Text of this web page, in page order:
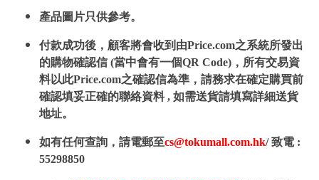
產品圖片只供參考。
付款成功後，顧客將會收到由Price.com之系統所發出
的購物確認信 (當中會有一個QR Code)，所有交易資
料以此Price.com之確認信為準，請務求在確定購買前
確認填妥正確的聯絡資料 , 如需送貨請填寫詳細送貨
地址。
如有任何查詢，請電郵至cs@tokumall.com.hk/ 致電 :
55298850